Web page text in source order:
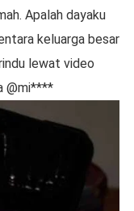
Apalah dayaku
keluarga besar
lewat video
@mi****